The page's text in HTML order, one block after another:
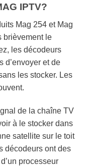
IPTV?
Mag 254 et Mag
brièvement le
les décodeurs
d’envoyer et de
les stocker. Les
de la chaîne TV
à le stocker dans
satellite sur le toit
décodeurs ont des
processeur